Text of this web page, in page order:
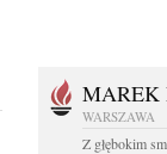
MAREK
WARSZAWA
Z głębokim